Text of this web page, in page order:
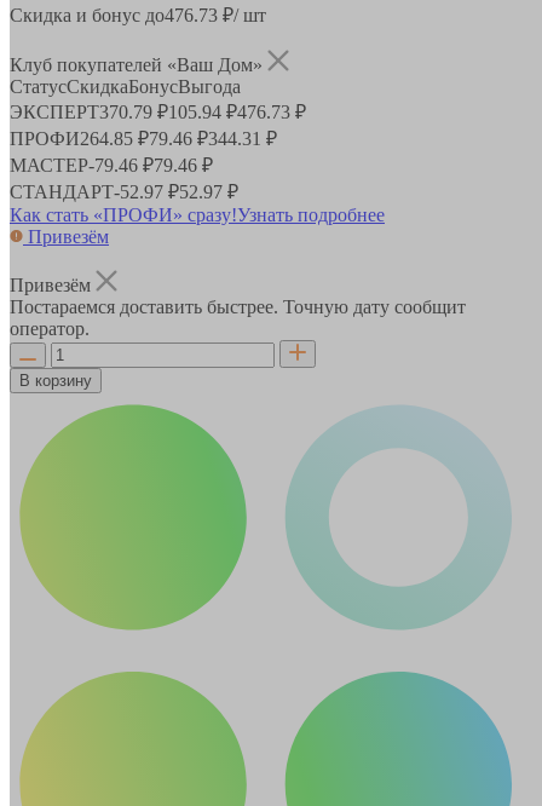
Скидка и бонус до476.73 ₽/ шт
Клуб покупателей «Ваш Дом»
СтатусСкидкаБонусВыгода
ЭКСПЕРТ370.79 ₽105.94 ₽476.73 ₽
ПРОФИ264.85 ₽79.46 ₽344.31 ₽
МАСТЕР-79.46 ₽79.46 ₽
СТАНДАРТ-52.97 ₽52.97 ₽
Как стать «ПРОФИ» сразу!Узнать подробнее
Привезём
Привезём
Постараемся доставить быстрее. Точную дату сообщит
оператор.
В корзину